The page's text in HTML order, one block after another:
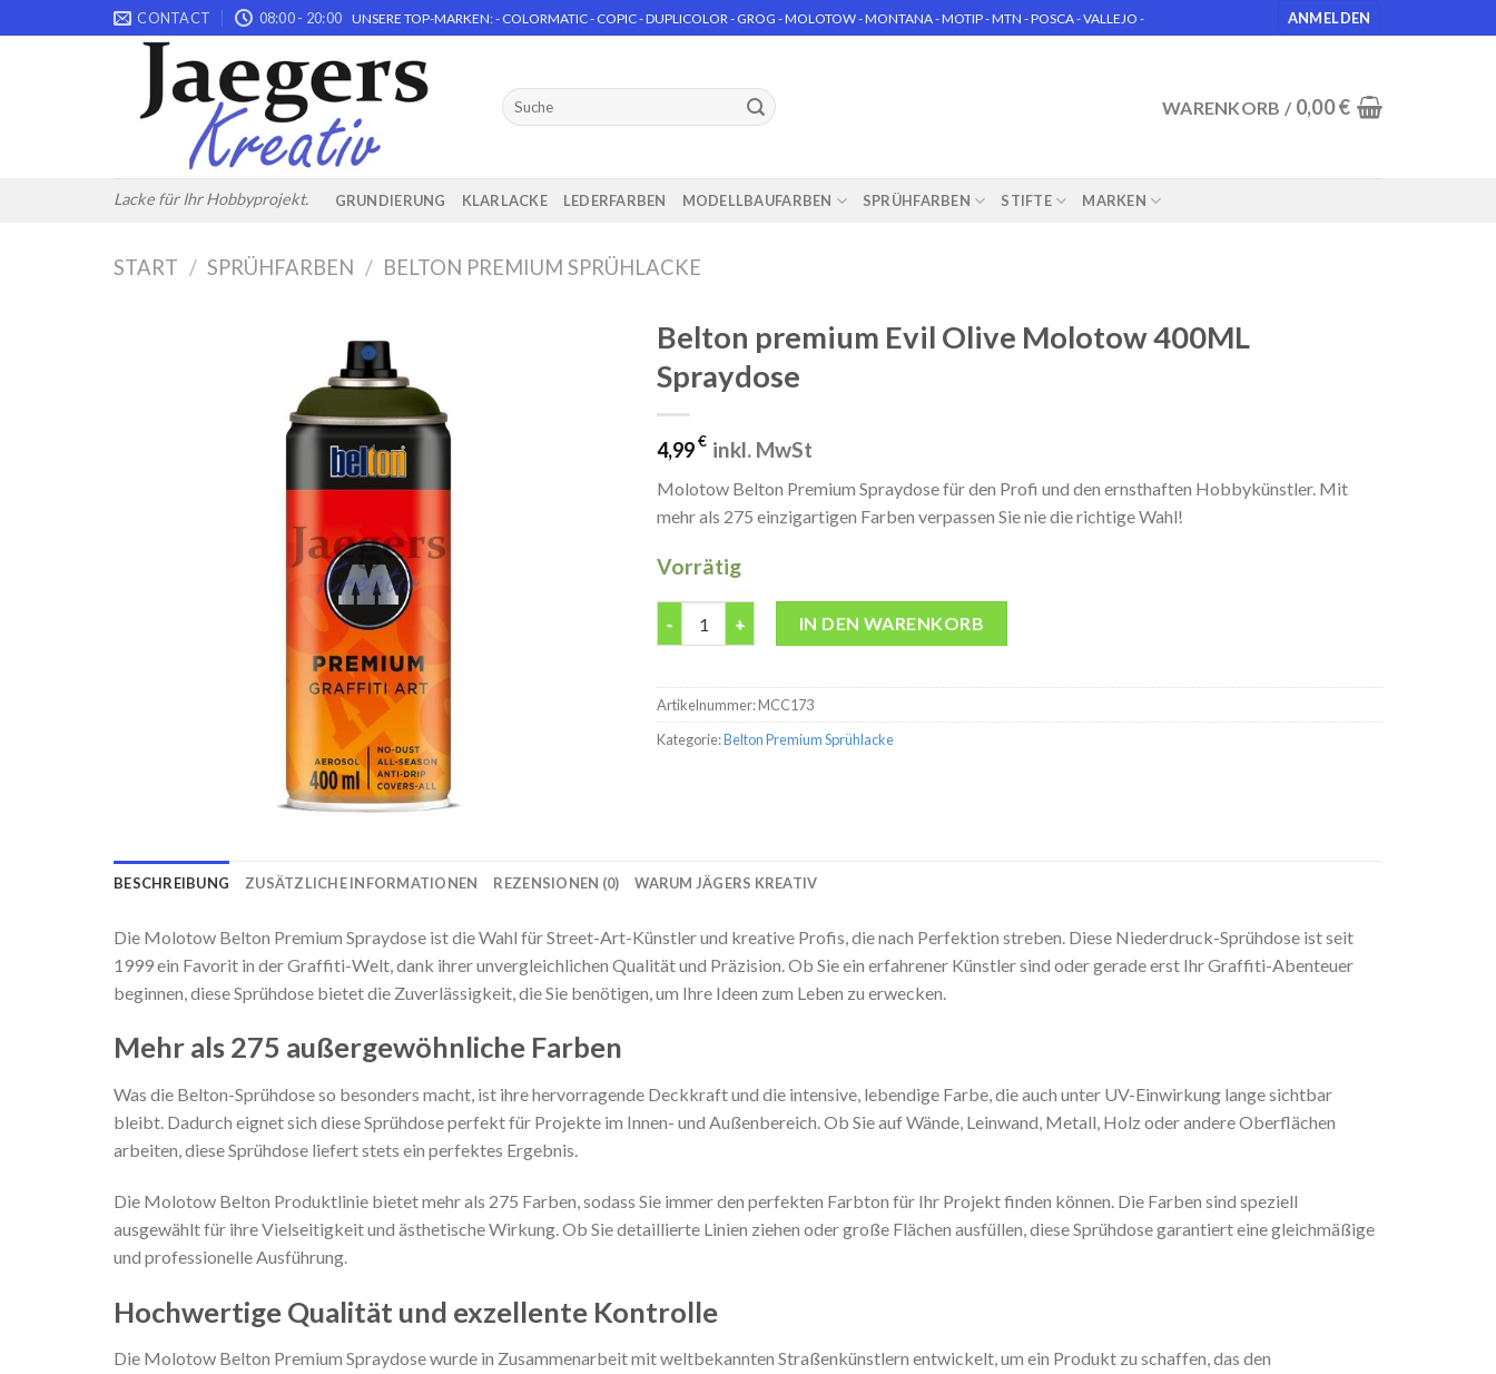
to
CONTACT 08:00 - 20:00 UNSERE TOP-MARKEN: - COLORMATIC - COPIC - DUPLICOLOR - GROG - MOLOTOW - MONTANA - MOTIP - MTN - POSCA - VALLEJO - ANMELDEN
Lacke für Ihr Hobbyprojekt.
Suchen
nach:
WARENKORB / 0,00€
GRUNDIERUNG KLARLACKE LEDERFARBEN MODELLBAUFARBEN SPRÜHFARBEN STIFTE MARKEN
START / SPRÜHFARBEN / BELTON PREMIUM SPRÜHLACKE
Belton premium Evil Olive Molotow 400ML
Spraydose
4,99€ inkl. MwSt
Molotow Belton Premium Spraydose für den Profi und den ernsthaften Hobbykünstler. Mit
mehr als 275 einzigartigen Farben verpassen Sie nie die richtige Wahl!
Vorrätig
IN DEN WARENKORB
Artikelnummer:MCC173
Kategorie:Belton Premium Sprühlacke
BESCHREIBUNG ZUSÄTZLICHE INFORMATIONEN REZENSIONEN (0) WARUM JÄGERS KREATIV
Die Molotow Belton Premium Spraydose ist die Wahl für Street-Art-Künstler und kreative Profis, die nach Perfektion streben. Diese Niederdruck-Sprühdose ist seit
1999 ein Favorit in der Graffiti-Welt, dank ihrer unvergleichlichen Qualität und Präzision. Ob Sie ein erfahrener Künstler sind oder gerade erst Ihr Graffiti-Abenteuer
beginnen, diese Sprühdose bietet die Zuverlässigkeit, die Sie benötigen, um Ihre Ideen zum Leben zu erwecken.
Mehr als 275 außergewöhnliche Farben
Was die Belton-Sprühdose so besonders macht, ist ihre hervorragende Deckkraft und die intensive, lebendige Farbe, die auch unter UV-Einwirkung lange sichtbar
bleibt. Dadurch eignet sich diese Sprühdose perfekt für Projekte im Innen- und Außenbereich. Ob Sie auf Wände, Leinwand, Metall, Holz oder andere Oberflächen
arbeiten, diese Sprühdose liefert stets ein perfektes Ergebnis.
Die Molotow Belton Produktlinie bietet mehr als 275 Farben, sodass Sie immer den perfekten Farbton für Ihr Projekt finden können. Die Farben sind speziell
ausgewählt für ihre Vielseitigkeit und ästhetische Wirkung. Ob Sie detaillierte Linien ziehen oder große Flächen ausfüllen, diese Sprühdose garantiert eine gleichmäßige
und professionelle Ausführung.
Hochwertige Qualität und exzellente Kontrolle
Die Molotow Belton Premium Spraydose wurde in Zusammenarbeit mit weltbekannten Straßenkünstlern entwickelt, um ein Produkt zu schaffen, das den